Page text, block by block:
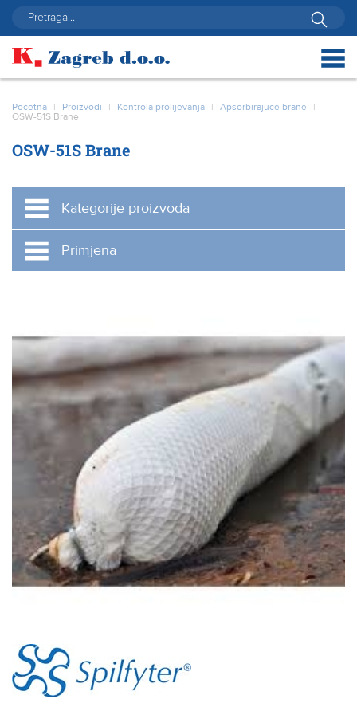
Početna | Proizvodi | Kontrola prolijevanja | Apsorbirajuće brane
|
OSW-51S Brane
OSW-51S Brane